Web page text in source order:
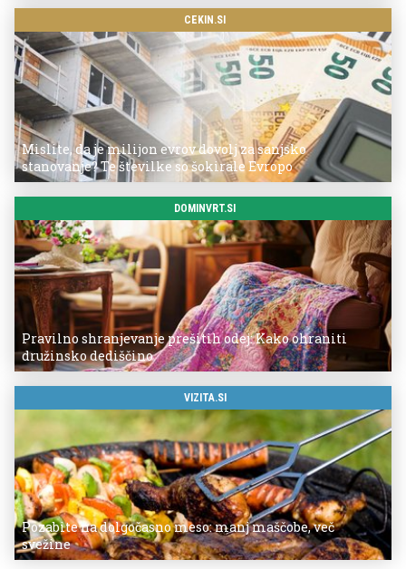
CEKIN.SI
Mislite, da je milijon evrov dovolj za sanjsko
stanovanje? Te številke so šokirale Evropo
DOMINVRT.SI
Pravilno shranjevanje prešitih odej: Kako ohraniti
družinsko dediščino
VIZITA.SI
Pozabite na dolgočasno meso: manj maščobe, več
svežine